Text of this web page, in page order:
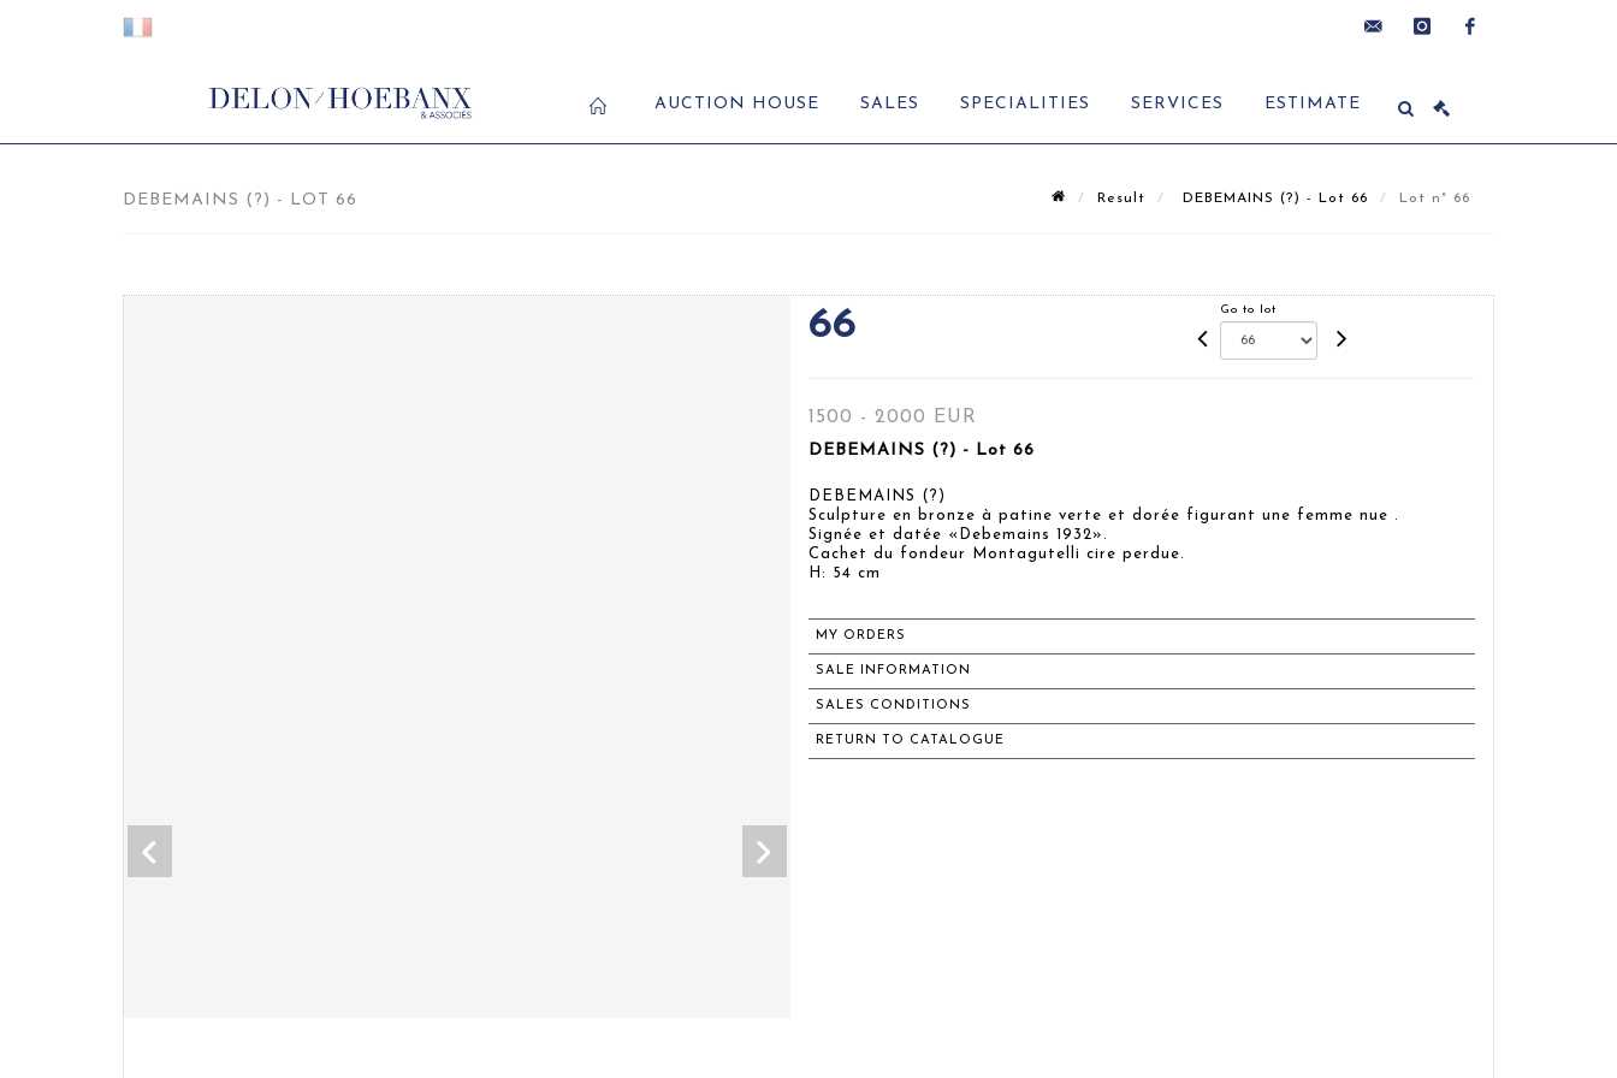
AUCTION HOUSE SALES SPECIALITIES SERVICES ESTIMATE
DEBEMAINS (?) - LOT 66 Result DEBEMAINS (?) - Lot 66 Lot n° 66
66 Go to lot
1500 - 2000 EUR
DEBEMAINS (?) - Lot 66
DEBEMAINS (?)
Sculpture en bronze à patine verte et dorée figurant une femme nue .
Signée et datée «Debemains 1932».
Cachet du fondeur Montagutelli cire perdue.
H: 54 cm
MY ORDERS
SALE INFORMATION
SALES CONDITIONS
RETURN TO CATALOGUE